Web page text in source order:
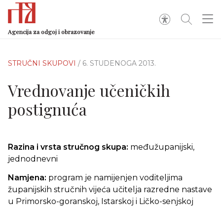
Agencija za odgoj i obrazovanje
STRUČNI SKUPOVI / 6. STUDENOGA 2013.
Vrednovanje učeničkih
postignuća
Razina i vrsta stručnog skupa: međužupanijski,
jednodnevni
Namjena: program je namijenjen voditeljima
županijskih stručnih vijeća učitelja razredne nastave
u Primorsko-goranskoj, Istarskoj i Ličko-senjskoj